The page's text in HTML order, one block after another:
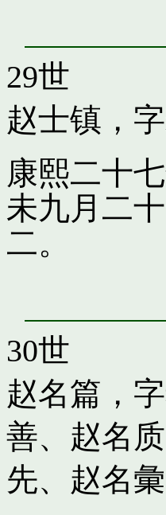
29世
赵士镇，
康熙二十
未九月二
二。
30世
赵名篇，
善、 赵名
先、 赵名